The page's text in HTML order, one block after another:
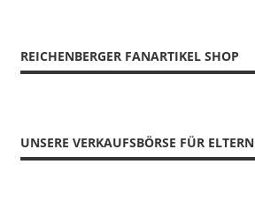
REICHENBERGER FANARTIKEL SHOP
UNSERE VERKAUFSBÖRSE FÜR ELTERN